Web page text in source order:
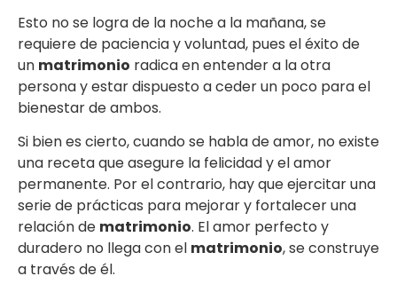
Esto no se logra de la noche a la mañana, se
requiere de paciencia y voluntad, pues el éxito de
un matrimonio radica en entender a la otra
persona y estar dispuesto a ceder un poco para el
bienestar de ambos.
Si bien es cierto, cuando se habla de amor, no existe
una receta que asegure la felicidad y el amor
permanente. Por el contrario, hay que ejercitar una
serie de prácticas para mejorar y fortalecer una
relación de matrimonio. El amor perfecto y
duradero no llega con el matrimonio, se construye
a través de él.